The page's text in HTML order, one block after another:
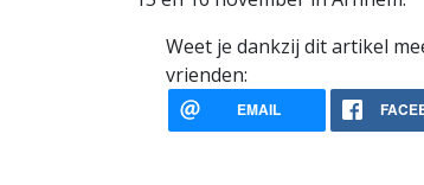
Weet je dankzij dit artikel
vrienden:
EMAIL